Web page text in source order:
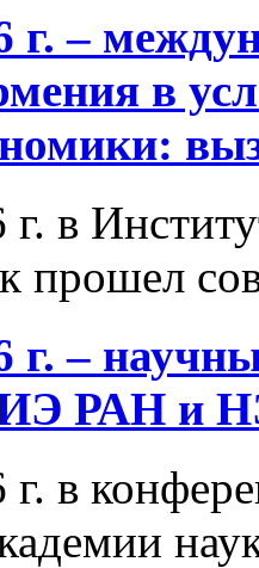
г. –
в
в
прошел
г. –
ИЭ РАН и
в